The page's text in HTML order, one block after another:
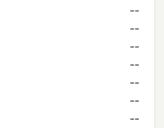
--
--
--
--
--
--
--